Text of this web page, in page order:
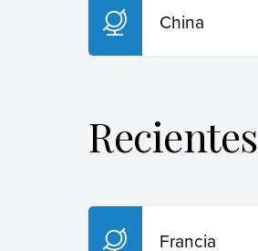
China
Recientes
Francia